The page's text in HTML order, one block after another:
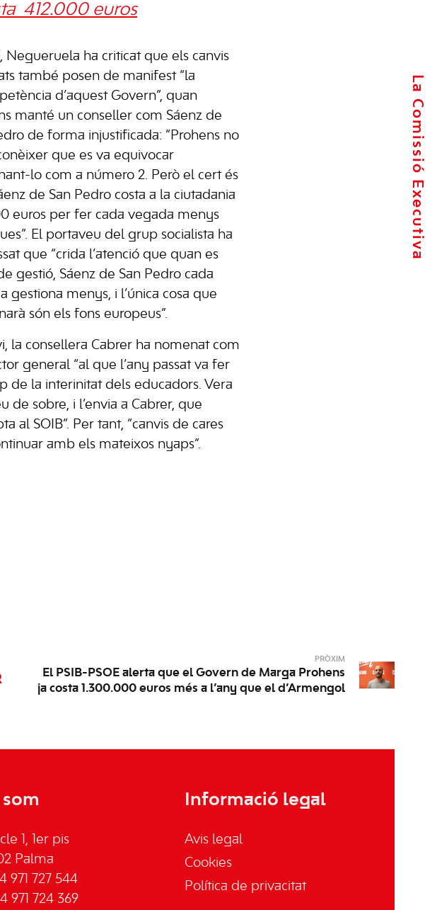
La Comissió Executiva
412.000 euros
Negueruela ha criticat que els canvis
també posen de manifest “la
d’aquest Govern”, quan
manté un conseller com Sáenz de
de forma injustificada: “Prohens no
que es va equivocar
lo com a número 2. Però el cert és
de San Pedro costa a la ciutadania
euros per fer cada vegada menys
El portaveu del grup socialista ha
que “crida l’atenció que quan es
gestió, Sáenz de San Pedro cada
gestiona menys, i l’única cosa que
són els fons europeus”.
la consellera Cabrer ha nomenat com
general “al que l’any passat va fer
de la interinitat dels educadors. Vera
de sobre, i l’envia a Cabrer, que
al SOIB”. Per tant, “canvis de cares
amb els mateixos nyaps”.
PRÒXIM
El PSIB-PSOE alerta que el Govern de Marga Prohens
ja costa 1.300.000 euros més a l’any que el d’Armengol
1, 1er pis
Palma
971 727 544
971 724 369
Informació legal
Avis legal
Cookies
Política de privacitat